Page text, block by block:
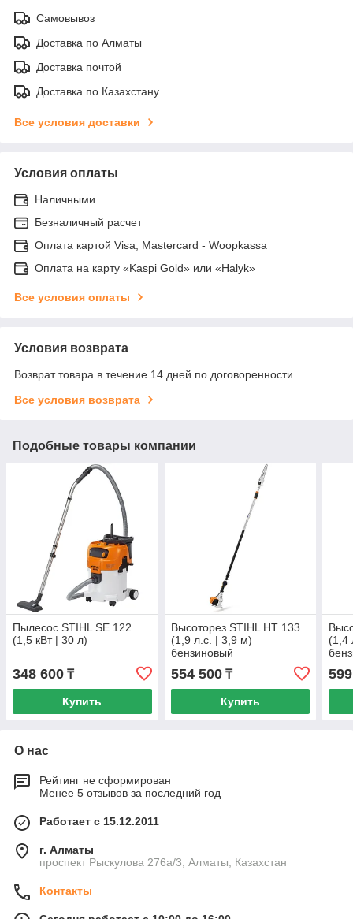
Самовывоз
Доставка по Алматы
Доставка почтой
Доставка по Казахстану
Все условия доставки
Условия оплаты
Наличными
Безналичный расчет
Оплата картой Visa, Mastercard - Woopkassa
Оплата на карту «Kaspi Gold» или «Halyk»
Все условия оплаты
Условия возврата
Возврат товара в течение 14 дней по договоренности
Все условия возврата
Подобные товары компании
Пылесос STIHL SE 122
(1,5 кВт | 30 л)
348 600 ₸
Купить
Высоторез STIHL HT 133
(1,9 л.с. | 3,9 м)
бензиновый
554 500₸
Купить
(1,4
О нас
Рейтинг не сформирован
Менее 5 отзывов за последний год
Работает с 15.12.2011
г. Алматы
проспект Рыскулова 276а/3, Алматы, Казахстан
Контакты